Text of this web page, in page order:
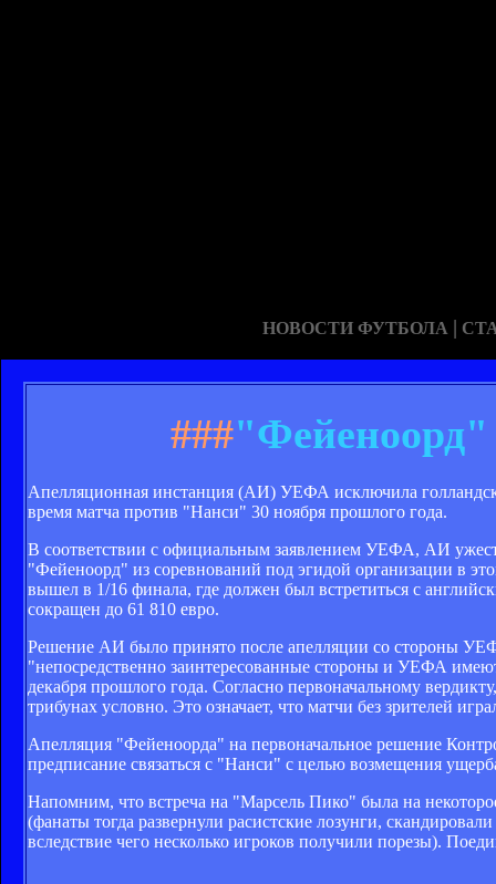
НОВОСТИ ФУТБОЛА |
###
Апелляционная инстанция (АИ) УЕФА исключила
время матча против "Нанси" 30 ноября прошлого года.
В соответствии с официальным заявлением УЕФА, АИ
"Фейеноорд" из соревнований под эгидой организации в
вышел в 1/16 финала, где должен был встретиться с
сокращен до 61 810 евро.
Решение АИ было принято после апелляции со стороны
"непосредственно заинтересованные стороны и УЕФА
декабря прошлого года. Согласно первоначальному
трибунах условно. Это означает, что матчи без зрителей
Апелляция "Фейеноорда" на первоначальное решение
предписание связаться с "Нанси" с целью возмещения
Напомним, что встреча на "Марсель Пико" была на
(фанаты тогда развернули расистские лозунги,
вследствие чего несколько игроков получили порезы).